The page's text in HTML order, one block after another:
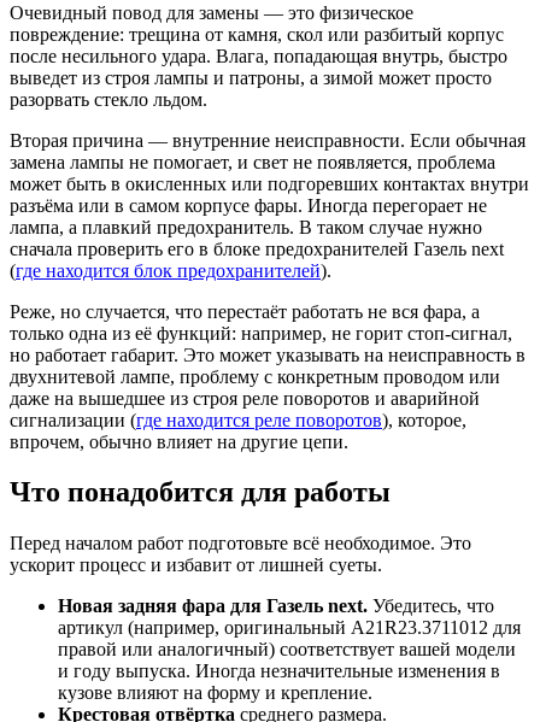
Очевидный повод для замены — это физическое
повреждение: трещина от камня, скол или разбитый корпус
после несильного удара. Влага, попадающая внутрь, быстро
выведет из строя лампы и патроны, а зимой может просто
разорвать стекло льдом.
Вторая причина — внутренние неисправности. Если обычная
замена лампы не помогает, и свет не появляется, проблема
может быть в окисленных или подгоревших контактах внутри
разъёма или в самом корпусе фары. Иногда перегорает не
лампа, а плавкий предохранитель. В таком случае нужно
сначала проверить его в блоке предохранителей Газель next
(где находится блок предохранителей).
Реже, но случается, что перестаёт работать не вся фара, а
только одна из её функций: например, не горит стоп-сигнал,
но работает габарит. Это может указывать на неисправность в
двухнитевой лампе, проблему с конкретным проводом или
даже на вышедшее из строя реле поворотов и аварийной
сигнализации (где находится реле поворотов), которое,
впрочем, обычно влияет на другие цепи.
Что понадобится для работы
Перед началом работ подготовьте всё необходимое. Это
ускорит процесс и избавит от лишней суеты.
Новая задняя фара для Газель next. Убедитесь, что
артикул (например, оригинальный A21R23.3711012 для
правой или аналогичный) соответствует вашей модели
и году выпуска. Иногда незначительные изменения в
кузове влияют на форму и крепление.
Крестовая отвёртка среднего размера.